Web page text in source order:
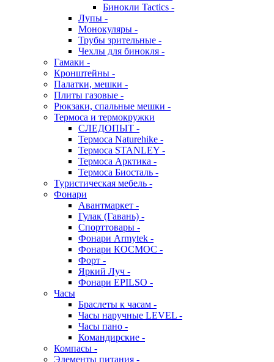
Бинокли Tactics -
Лупы -
Монокуляры -
Трубы зрительные -
Чехлы для бинокля -
Гамаки -
Кронштейны -
Палатки, мешки -
Плиты газовые -
Рюкзаки, спальные мешки -
Термоса и термокружки
СЛЕДОПЫТ -
Термоса Naturehike -
Термоса STANLEY -
Термоса Арктика -
Термоса Биосталь -
Туристическая мебель -
Фонари
Авантмаркет -
Гулак (Гавань) -
Спорттовары -
Фонари Armytek -
Фонари КОСМОС -
Форт -
Яркий Луч -
Фонари EPILSO -
Часы
Браслеты к часам -
Часы наручные LEVEL -
Часы пано -
Командирские -
Компасы -
Элементы питания -